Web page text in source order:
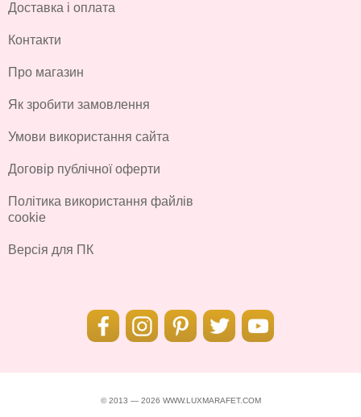
Доставка і оплата
Контакти
Про магазин
Як зробити замовлення
Умови використання сайта
Договір публічної оферти
Політика використання файлів
cookie
Версія для ПК
© 2013 — 2026 WWW.LUXMARAFET.COM